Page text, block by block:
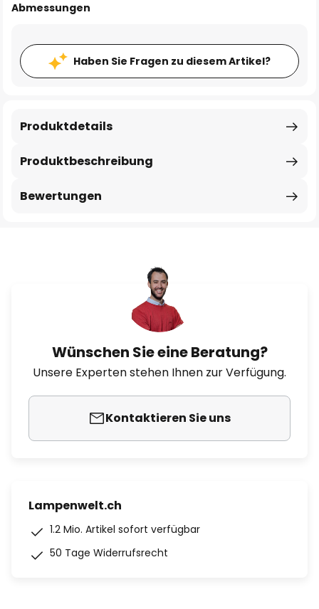
Abmessungen
Haben Sie Fragen zu diesem Artikel?
Produktbeschreibung
Produktdetails
Bewertungen
Wünschen Sie eine Beratung?
Unsere Experten stehen Ihnen zur Verfügung.
Kontaktieren Sie uns
Lampenwelt.ch
1.2 Mio. Artikel sofort verfügbar
50 Tage Widerrufsrecht